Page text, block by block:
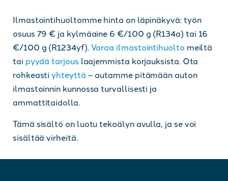
Ilmastointihuoltomme hinta on läpinäkyvä: työn
osuus 79 € ja kylmäaine 6 €/100 g (R134a) tai 16
€/100 g (R1234yf).Varaa ilmastointihuolto meiltä
tai pyydä tarjous laajemmista korjauksista. Ota
rohkeastiyhteyttä – autamme pitämään auton
ilmastoinnin kunnossa turvallisesti ja
ammattitaidolla.
Tämä sisältö on luotu tekoälyn avulla, ja se voi
sisältää virheitä.